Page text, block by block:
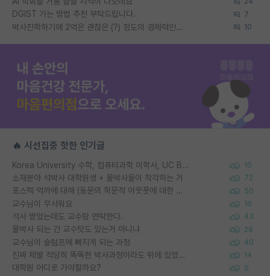
DGIST 가는 방법 추천 부탁드립니다. 7
박사진학하기에 2억은 괜찮은 (?) 정도의 경제력인가요 10
🔥 시선집중 핫한 인기글
Korea University 수학, 컴퓨터과학 이학사, UC Berkeley 산업공학 대학원 공학박사가 되는 것은 쉽지 않겠죠? 10
소재분야 석박사 대학원생 + 물박사들이 착각하는 거 72
포스텍 억까에 대해 (동문의 학문적 아웃풋에 대한 반박) 50
교수님이 무서워요 16
석사 받았는데도 교수랑 연락한다. 43
물박사 되는 건 교수탓도 있는거 아니냐 29
교수님이 슬럼프에 빠지게 되는 과정 40
진짜 제발 적당히 똑똑한 박사과정이라도 위에 있었으면.. 14
대학원 어디로 가야할까요? 5